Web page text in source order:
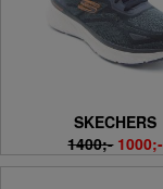
SKECHERS
1400;- 1000;-